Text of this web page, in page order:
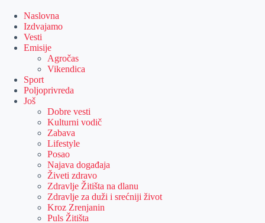
content
Naslovna
Izdvajamo
Vesti
Emisije
Agročas
Vikendica
Sport
Poljoprivreda
Još
Dobre vesti
Kulturni vodič
Zabava
Lifestyle
Posao
Najava događaja
Živeti zdravo
Zdravlje Žitišta na dlanu
Zdravlje za duži i srećniji život
Kroz Zrenjanin
Puls Žitišta